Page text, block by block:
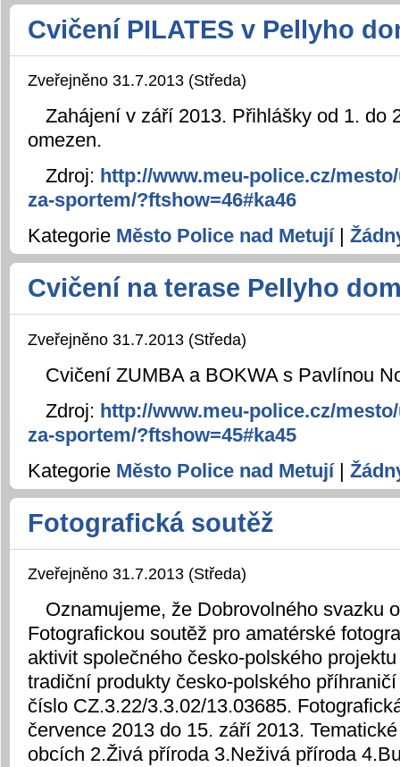
Cvičení PILATES v Pellyho
Zveřejněno 31.7.2013 (Středa)
Zahájení v září 2013. Přihlášky od 1. do
omezen.
Zdroj: http://www.meu-police.cz/
za-sportem/?ftshow=46#ka46
Kategorie Město Police nad Metují|
Cvičení na terase Pellyho
Zveřejněno 31.7.2013 (Středa)
Cvičení ZUMBA a BOKWA s Pavlínou
Zdroj: http://www.meu-police.cz/
za-sportem/?ftshow=45#ka45
Kategorie Město Police nad Metují|
Fotografická soutěž
Zveřejněno 31.7.2013 (Středa)
Oznamujeme, že Dobrovolného svazku
Fotografickou soutěž pro amatérské
aktivit společného česko-polského
tradiční produkty česko-polského
číslo CZ.3.22/3.3.02/13.03685.
července 2013 do 15. září 2013.
obcích 2.Živá příroda 3.Neživá příroda